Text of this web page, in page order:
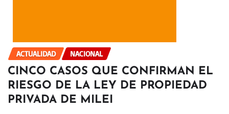
ACTUALIDAD NACIONAL
CINCO CASOS QUE CONFIRMAN EL
RIESGO DE LA LEY DE PROPIEDAD
PRIVADA DE MILEI